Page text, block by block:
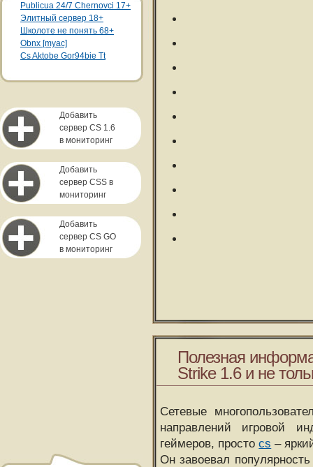
Publicua 24/7 Chernovci 17+
Элитный сервер 18+
Школоте не понять 68+
Obnx [myac]
Cs Aktobe Gor94bie Tt
Добавить
сервер CS 1.6
в мониторинг
Добавить
сервер CSS в
мониторинг
Добавить
сервер CS GO
в мониторинг
Полезная
Strike 1.6 и не
Сетевые
направлений игровой
геймеров, простоcs –
Он завоевал